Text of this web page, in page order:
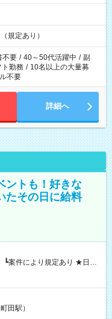
規定あり）
不要 / 40～50代活躍中 / 副
ト勤務 / 10名以上の大量募
不要
詳細へ
ントも！好きな
たその日に給料
に現金GET♪ お仕事後はコ
【試用期間】試
田駅）